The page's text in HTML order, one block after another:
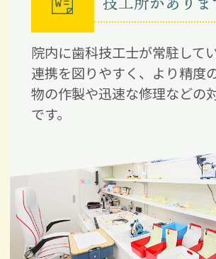
院内に歯科技工士が常駐して
連携を図りやすく、より精度
物の作製や迅速な修理などの
です。